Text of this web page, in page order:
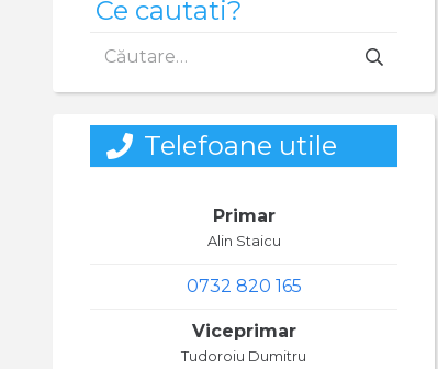
Ce cautati?
după:
Telefoane utile
Primar
Alin Staicu
0732 820 165
Viceprimar
Tudoroiu Dumitru